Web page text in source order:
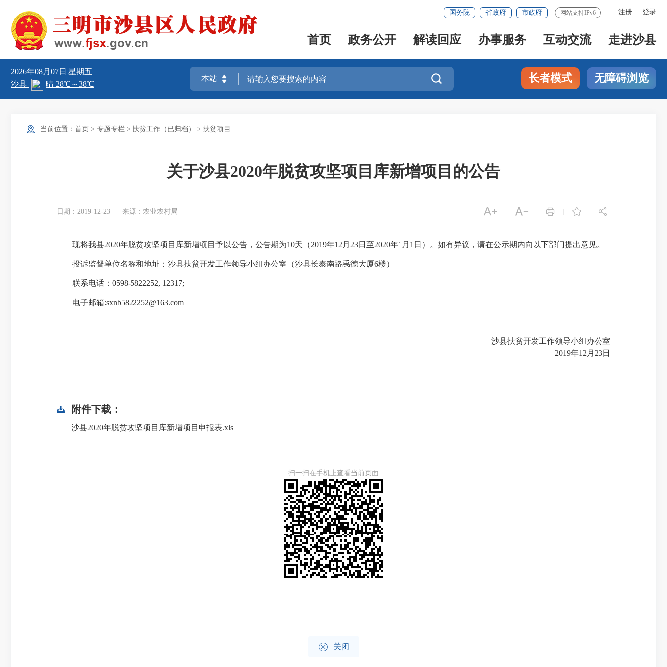
注册 登录
国务院 省政府 市政府 网站支持IPv6
首页 政务公开 解读回应 办事服务 互动交流 走进沙县
2026年08月07日 星期五
 长者模式 无障碍浏览
当前位置： 首页 > 专题专栏 > 扶贫工作（已归档） > 扶贫项目
关于沙县2020年脱贫攻坚项目库新增项目的公告
日期：2019-12-23 来源：农业农村局     
现将我县2020年脱贫攻坚项目库新增项目予以公告，公告期为10天（2019年12月23日至2020年1月1日）。如有异议，请在公示期内向以下部门提出意见。
投诉监督单位名称和地址：沙县扶贫开发工作领导小组办公室（沙县长泰南路禹德大厦6楼）
联系电话：0598-5822252, 12317;
电子邮箱:sxnb5822252@163.com
沙县扶贫开发工作领导小组办公室
2019年12月23日
附件下载：
沙县2020年脱贫攻坚项目库新增项目申报表.xls
扫一扫在手机上查看当前页面
 关闭